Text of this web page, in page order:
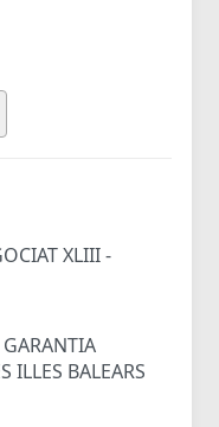
XLIII -
GARANTIA
ILLES BALEARS